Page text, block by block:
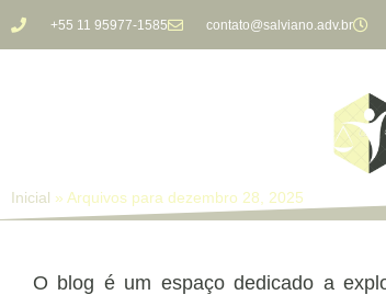
+55 11 95977-1585 contato@salviano.adv.br
Inicial » Arquivos para dezembro 28, 2025
O blog é um espaço dedicado a